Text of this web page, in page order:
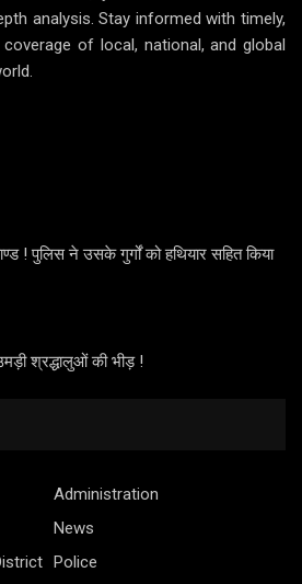
analysis. Stay informed with timely,
of local, national, and global
! पुलिस ने उसके गुर्गों को हथियार सहित किया
श्रद्धालुओं की भीड़ !
Administration
News
Police